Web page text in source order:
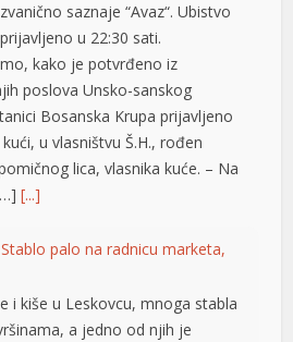
saznaje “Avaz“. Ubistvo
u 22:30 sati.
kako je potvrđeno iz
poslova Unsko-sanskog
Bosanska Krupa prijavljeno
u vlasništvu Š.H., rođen
lica, vlasnika kuće. – Na
[...]
palo na radnicu marketa,
i kiše u Leskovcu, mnoga stabla
a jedno od njih je